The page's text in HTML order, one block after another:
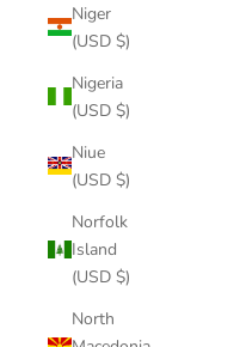
Niger
(USD $)
Nigeria
(USD $)
Niue
(USD $)
Norfolk
Island
(USD $)
North